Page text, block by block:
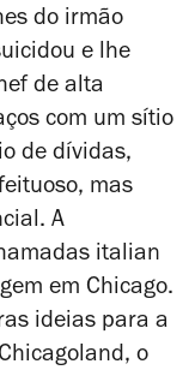
do irmão
e lhe
de alta
com um sítio
de dívidas,
mas
A
italian
em Chicago.
ideias para a
o